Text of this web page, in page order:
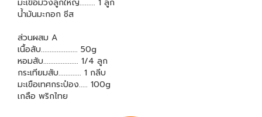
มะเขือม่วงลูกใหญ่......... 1 ลูก
น้ำมันมะกอก ชีส
ส่วนผสม A
เนื้อสับ..................... 50g
หอมสับ.................... 1/4 ลูก
กระเทียมสับ............. 1 กลีบ
มะเขือเทศกระป๋อง..... 100g
เกลือ พริกไทย